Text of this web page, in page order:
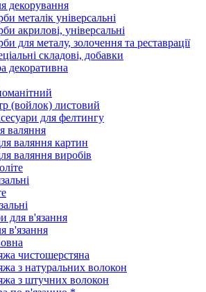
декорування
металік універсальні
акрилові, універсальні
для металу, золочення та реставрації
складові, добавки
декоративна
(войлок) листовий
для фелтингу
валяння
валяння картин
валяння виробів
для в'язання
в'язання
чистошерстяна
з натуральних волокон
з штучних волокон